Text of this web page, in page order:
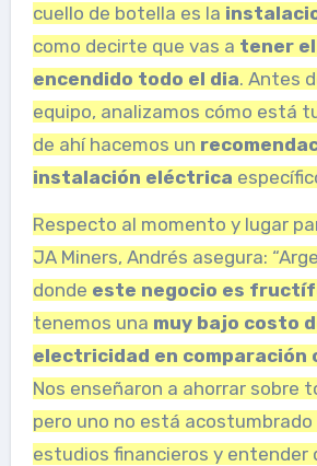
cuello de botella es la
como decirte que vas a tener
encendido todo el dia. Antes
equipo, analizamos cómo está
de ahí hacemos un
instalación eléctrica
Respecto al momento y lugar
JA Miners, Andrés asegura:
donde este negocio es
tenemos una muy bajo costo
electricidad en comparación
Nos enseñaron a ahorrar sobre
pero uno no está acostumbrado
estudios financieros y entender